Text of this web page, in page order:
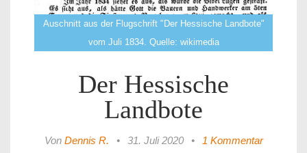
Auschnitt aus der Flugschrift "Der Hessische Landbote"
vom Juli 1834. Quelle: wikimedia
Der Hessische
Landbote
Von Dennis R. • 31. Juli 2020 • 1 Kommentar